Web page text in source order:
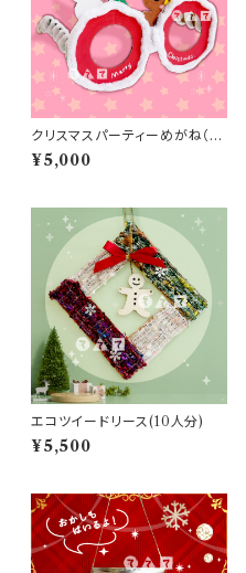
クリスマスパーティーめがね（10
人分）
¥5,000
エコツイードリース(10人分)
¥5,500